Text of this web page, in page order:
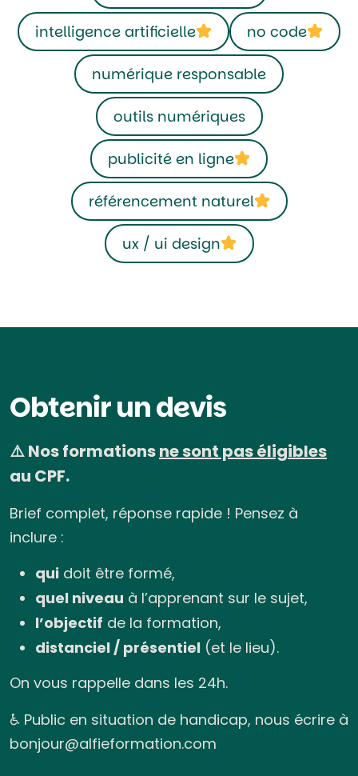
intelligence artificielle no code
numérique responsable
outils numériques
publicité en ligne
référencement naturel
ux / ui design
Obtenir un devis
⚠️ Nos formationsne sont pas éligibles
au CPF.
Brief complet, réponse rapide ! Pensez à
inclure :
qui doit être formé,
quel niveau à l’apprenant sur le sujet,
l’objectif de la formation,
distanciel / présentiel (et le lieu).
On vous rappelle dans les 24h.
♿ Public en situation de handicap, nous écrire à
bonjour@alfieformation.com